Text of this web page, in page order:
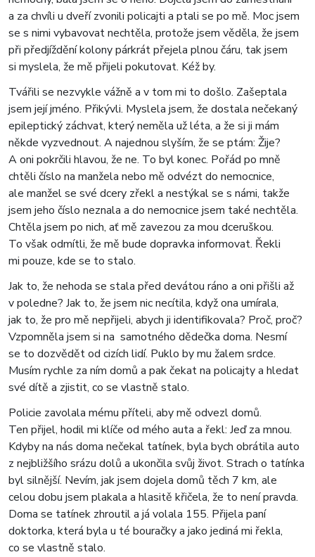
a za chvíli u dveří zvonili policajti a ptali se po mě. Moc jsem
se s nimi vybavovat nechtěla, protože jsem věděla, že jsem
při předjíždění kolony párkrát přejela plnou čáru, tak jsem
si myslela, že mě přijeli pokutovat. Kéž by.
Tvářili se nezvykle vážně a v tom mi to došlo. Zašeptala
jsem její jméno. Přikývli. Myslela jsem, že dostala nečekaný
epileptický záchvat, který neměla už léta, a že si ji mám
někde vyzvednout. A najednou slyším, že se ptám: Žije?
A oni pokrčili hlavou, že ne. To byl konec. Pořád po mně
chtěli číslo na manžela nebo mě odvézt do nemocnice,
ale manžel se své dcery zřekl a nestýkal se s námi, takže
jsem jeho číslo neznala a do nemocnice jsem také nechtěla.
Chtěla jsem po nich, ať mě zavezou za mou dceruškou.
To však odmítli, že mě bude dopravka informovat. Řekli
mi pouze, kde se to stalo.
Jak to, že nehoda se stala před devátou ráno a oni přišli až
v poledne? Jak to, že jsem nic necítila, když ona umírala,
jak to, že pro mě nepřijeli, abych ji identifikovala? Proč, proč?
Vzpomněla jsem si na samotného dědečka doma. Nesmí
se to dozvědět od cizích lidí. Puklo by mu žalem srdce.
Musím rychle za ním domů a pak čekat na policajty a hledat
své dítě a zjistit, co se vlastně stalo.
Policie zavolala mému příteli, aby mě odvezl domů.
Ten přijel, hodil mi klíče od mého auta a řekl: Jeď za mnou.
Kdyby na nás doma nečekal tatínek, byla bych obrátila auto
z nejbližšího srázu dolů a ukončila svůj život. Strach o tatínka
byl silnější. Nevím, jak jsem dojela domů těch 7 km, ale
celou dobu jsem plakala a hlasitě křičela, že to není pravda.
Doma se tatínek zhroutil a já volala 155. Přijela paní
doktorka, která byla u té bouračky a jako jediná mi řekla,
co se vlastně stalo.